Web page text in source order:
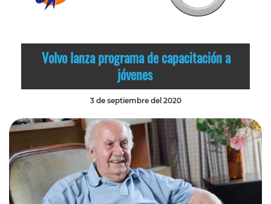
Volvo lanza programa de capacitación a
jóvenes
3 de septiembre del 2020